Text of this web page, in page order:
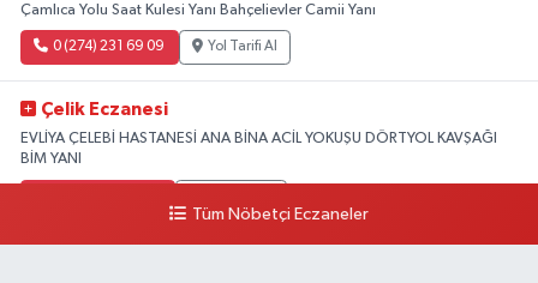
Çamlıca Yolu Saat Kulesi Yanı Bahçelievler Camii Yanı
0 (274) 231 69 09 Yol Tarifi Al
Çelik Eczanesi
EVLİYA ÇELEBİ HASTANESİ ANA BİNA ACİL YOKUŞU DÖRTYOL KAVŞAĞI
BİM YANI
Tüm Nöbetçi Eczaneler